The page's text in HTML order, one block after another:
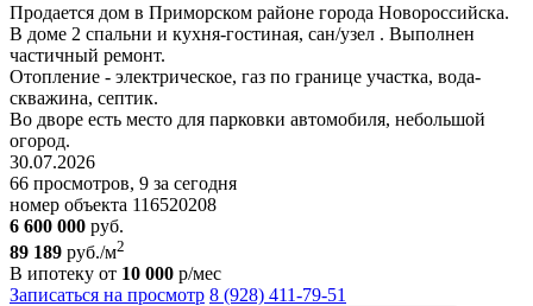
Продается дом в Приморском районе города Новороссийска.
В доме 2 спальни и кухня-гостиная, сан/узел . Выполнен
частичный ремонт.
Отопление - электрическое, газ по границе участка, вода-
скважина, септик.
Во дворе есть место для парковки автомобиля, небольшой
огород.
30.07.2026
66 просмотров, 9 за сегодня
номер объекта 116520208
6 600 000 руб.
89 189 руб./м2
В ипотеку от 10 000 р/мес
Записаться на просмотр 8 (928) 411-79-51